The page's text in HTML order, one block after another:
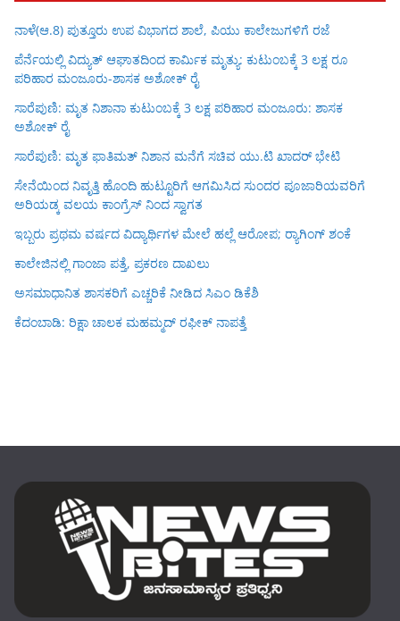
ನಾಳೆ(ಆ.8) ಪುತ್ತೂರು ಉಪ ವಿಭಾಗದ ಶಾಲೆ, ಪಿಯು ಕಾಲೇಜುಗಳಿಗೆ ರಜೆ
ಪೆರ್ನೆಯಲ್ಲಿ ವಿದ್ಯುತ್ ಆಘಾತದಿಂದ ಕಾರ್ಮಿಕ ಮೃತ್ಯು: ಕುಟುಂಬಕ್ಕೆ 3 ಲಕ್ಷ ರೂ
ಪರಿಹಾರ ಮಂಜೂರು-ಶಾಸಕ ಅಶೋಕ್ ರೈ
ಸಾರೆಪುಣಿ: ಮೃತ ನಿಶಾನಾ ಕುಟುಂಬಕ್ಕೆ 3 ಲಕ್ಷ ಪರಿಹಾರ ಮಂಜೂರು: ಶಾಸಕ
ಅಶೋಕ್ ರೈ
ಸಾರೆಪುಣಿ: ಮೃತ ಫಾತಿಮತ್ ನಿಶಾನ ಮನೆಗೆ ಸಚಿವ ಯು.ಟಿ ಖಾದರ್ ಭೇಟಿ
ಸೇನೆಯಿಂದ ನಿವೃತ್ತಿ ಹೊಂದಿ ಹುಟ್ಟೂರಿಗೆ ಆಗಮಿಸಿದ ಸುಂದರ ಪೂಜಾರಿಯವರಿಗೆ
ಅರಿಯಡ್ಕ ವಲಯ ಕಾಂಗ್ರೆಸ್ ನಿಂದ ಸ್ವಾಗತ
ಇಬ್ಬರು ಪ್ರಥಮ ವರ್ಷದ ವಿದ್ಯಾರ್ಥಿಗಳ ಮೇಲೆ ಹಲ್ಲೆ ಆರೋಪ; ರ‍್ಯಾಗಿಂಗ್ ಶಂಕೆ
ಕಾಲೇಜಿನಲ್ಲಿ ಗಾಂಜಾ ಪತ್ತೆ, ಪ್ರಕರಣ ದಾಖಲು
ಅಸಮಾಧಾನಿತ ಶಾಸಕರಿಗೆ ಎಚ್ಚರಿಕೆ ನೀಡಿದ ಸಿಎಂ ಡಿಕೆಶಿ
ಕೆದಂಬಾಡಿ: ರಿಕ್ಷಾ ಚಾಲಕ ಮಹಮ್ಮದ್ ರಫೀಕ್ ನಾಪತ್ತೆ